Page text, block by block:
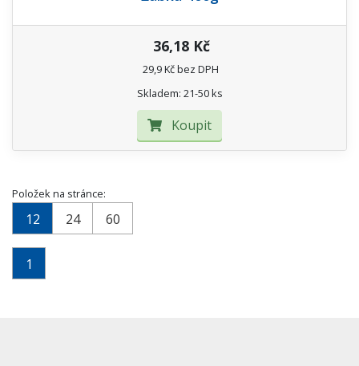
36,18 Kč
29,9 Kč bez DPH
Skladem: 21-50 ks
Koupit
Položek na stránce:
12 24 60
1